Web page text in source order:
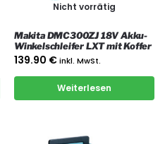
Nicht vorrätig
Makita DMC300ZJ 18V Akku-
Winkelschleifer LXT mit Koffer
139.90 €inkl. MwSt.
Weiterlesen